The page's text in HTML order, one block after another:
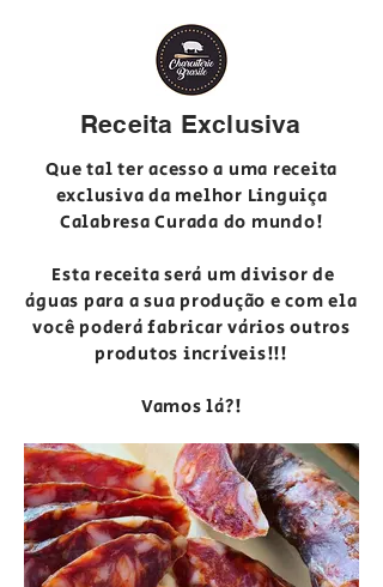
Receita Exclusiva
Que tal ter acesso a uma receita
exclusiva da melhor Linguiça
Calabresa Curada do mundo!
Esta receita será um divisor de
águas para a sua produção e com ela
você poderá fabricar vários outros
produtos incríveis!!!
Vamos lá?!